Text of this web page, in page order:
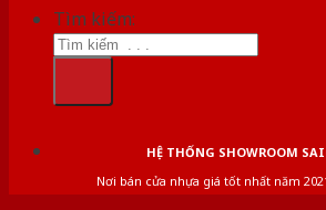
Tìm kiếm:
HỆ THỐNG SHOWROOM
Nơi bán cửa nhựa giá tốt nhất năm